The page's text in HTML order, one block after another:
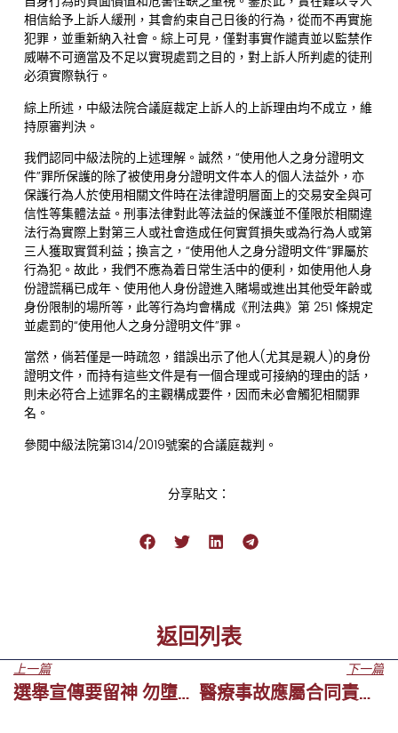
相信給予上訴人緩刑，其會約束自己日後的行為，從而不再實施
犯罪，並重新納入社會。綜上可見，僅對事實作譴責並以監禁作
威嚇不可適當及不足以實現處罰之目的，對上訴人所判處的徒刑
必須實際執行。
綜上所述，中級法院合議庭裁定上訴人的上訴理由均不成立，維
持原審判決。
我們認同中級法院的上述理解。誠然，“使用他人之身分證明文
件”罪所保護的除了被使用身分證明文件本人的個人法益外，亦
保護行為人於使用相關文件時在法律證明層面上的交易安全與可
信性等集體法益。刑事法律對此等法益的保護並不僅限於相關違
法行為實際上對第三人或社會造成任何實質損失或為行為人或第
三人獲取實質利益；換言之，“使用他人之身分證明文件”罪屬於
行為犯。故此，我們不應為着日常生活中的便利，如使用他人身
份證謊稱已成年、使用他人身份證進入賭場或進出其他受年齡或
身份限制的場所等，此等行為均會構成《刑法典》第 251 條規定
並處罰的“使用他人之身分證明文件”罪。
當然，倘若僅是一時疏忽，錯誤出示了他人(尤其是親人)的身份
證明文件，而持有這些文件是有一個合理或可接納的理由的話，
則未必符合上述罪名的主觀構成要件，因而未必會觸犯相關罪
名。
參閱中級法院第1314/2019號案的合議庭裁判。
分享貼文：
返回列表
上一篇
選舉宣傳要留神 勿墮法網麻煩生
下一篇
醫療事故應屬合同責任還是非合同責任？